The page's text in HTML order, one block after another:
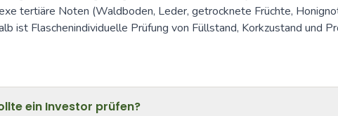
tertiäre Noten (Waldboden, Leder, getrocknete Früchte,
Flaschenindividuelle Prüfung von Füllstand, Korkzustand und
ein Investor prüfen?